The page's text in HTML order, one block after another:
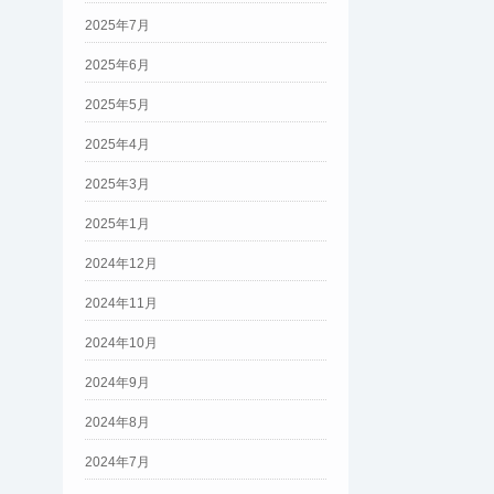
2025年7月
2025年6月
2025年5月
2025年4月
2025年3月
2025年1月
2024年12月
2024年11月
2024年10月
2024年9月
2024年8月
2024年7月